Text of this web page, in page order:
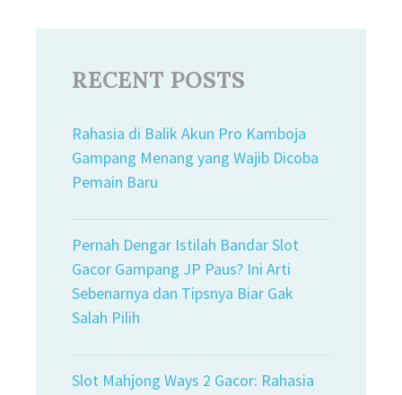
RECENT POSTS
Rahasia di Balik Akun Pro Kamboja
Gampang Menang yang Wajib Dicoba
Pemain Baru
Pernah Dengar Istilah Bandar Slot
Gacor Gampang JP Paus? Ini Arti
Sebenarnya dan Tipsnya Biar Gak
Salah Pilih
Slot Mahjong Ways 2 Gacor: Rahasia